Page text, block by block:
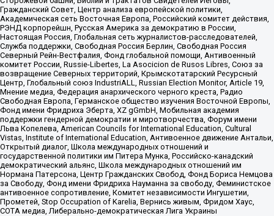
Гражданский Совет, Центр анализа европейской политики,
Академическая сеть Восточная Европа, Российский комитет действия,
РЭНД корпорейшн, Русская Америка за демократию в России,
Настоящая Россия, Глобальная сеть журналистов-расследователей,
Служба поддержки, Свободная Россия Берлин, Свободная Россия
Северный Рейн-Вестфалия, Фонд глобальной помощи, Антивоенный
комитет России, Russie-Libertes, La Asocicion de Rusos Libres, Союз за
возвращение Северных территорий, Крымскотатарский Ресурсный
Центр, Глобальный союз IndustriALL, Russian Election Monitor, Article 19,
Мнение медиа, Федерация анархического черного креста, Радио
Свободная Европа, Германское общество изучения Восточной Европы,
Фонд имени Фридриха Эберта, XZ gGmbH, Мобильная академия
поддержки гендерной демократии и миротворчества, Форум имени
Льва Копелева, American Councils for International Education, Cultural
Vistas, Institute of International Education, Антивоенное движение Антальи,
Открытый диалог, Школа международных отношений и
государственной политики им Питера Мунка, Российско-канадский
демократический альянс, Школа международных отношений им
Нормана Патерсона, Центр Гражданских Свобод, Фонд Бориса Немцова
за Свободу, Фонд имени Фридриха Науманна за свободу, Феминистское
антивоенное сопротивление, Комитет независимости Ингушетии,
Прометей, Stop Occupation of Karelia, Вернись живым, Фридом Хаус,
СОТА медиа, Либерально-демократическая Лига Украины